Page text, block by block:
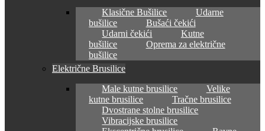
Klasične Bušilice
Udarne
bušilice
Bušaći čekići
Udarni čekići
Kutne
bušilice
Oprema za električne
bušilice
Električne Brusilice
Male kutne brusilice
Velike
kutne brusilice
Tračne brusilice
Dvostrane stolne brusilice
Vibracijske brusilice